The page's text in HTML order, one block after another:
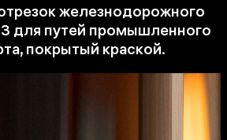
железнодорожного
для путей промышленного
покрытый краской.